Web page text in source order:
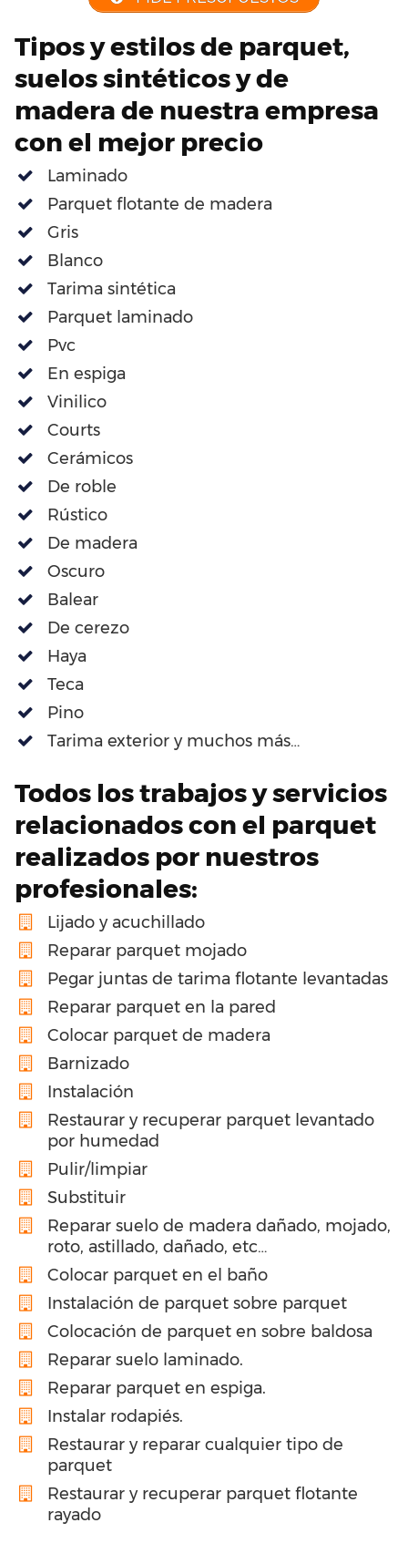
Tipos y estilos de parquet,
suelos sintéticos y de
madera de nuestra empresa
con el mejor precio
Laminado
Parquet flotante de madera
Gris
Blanco
Tarima sintética
Parquet laminado
Pvc
En espiga
Vinilico
Courts
Cerámicos
De roble
Rústico
De madera
Oscuro
Balear
De cerezo
Haya
Teca
Pino
Tarima exterior y muchos más…
Todos los trabajos y servicios
relacionados con el parquet
realizados por nuestros
profesionales:
Lijado y acuchillado
Reparar parquet mojado
Pegar juntas de tarima flotante levantadas
Reparar parquet en la pared
Colocar parquet de madera
Barnizado
Instalación
Restaurar y recuperar parquet levantado
por humedad
Pulir/limpiar
Substituir
Reparar suelo de madera dañado, mojado,
roto, astillado, dañado, etc…
Colocar parquet en el baño
Instalación de parquet sobre parquet
Colocación de parquet en sobre baldosa
Reparar suelo laminado.
Reparar parquet en espiga.
Instalar rodapiés.
Restaurar y reparar cualquier tipo de
parquet
Restaurar y recuperar parquet flotante
rayado